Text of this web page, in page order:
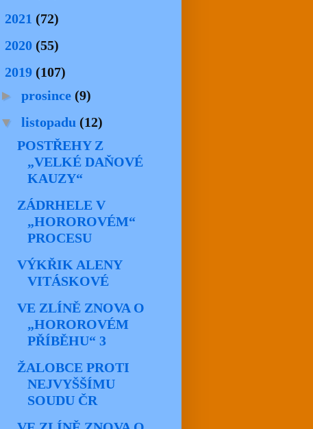
2021 (72)
2020 (55)
2019 (107)
► prosince (9)
▼ listopadu (12)
POSTŘEHY Z
„VELKÉ DAŇOVÉ
KAUZY“
ZÁDRHELE V
„HOROROVÉM“
PROCESU
VÝKŘIK ALENY
VITÁSKOVÉ
VE ZLÍNĚ ZNOVA O
„HOROROVÉM
PŘÍBĚHU“ 3
ŽALOBCE PROTI
NEJVYŠŠÍMU
SOUDU ČR